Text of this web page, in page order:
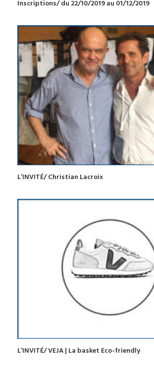
Inscriptions/ du 22/10/2019 au 01/12/2019
L’INVITÉ/ Christian Lacroix
L’INVITÉ/ VEJA | La basket Eco-friendly